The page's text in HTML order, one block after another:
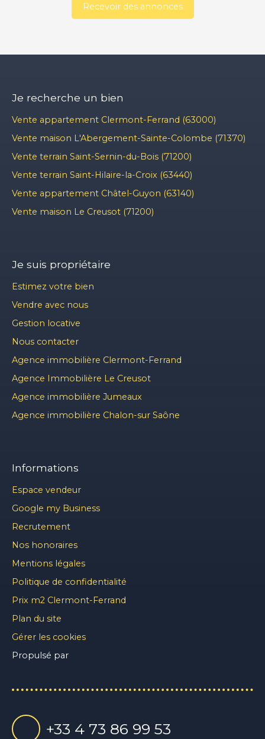
Recevoir des annonces
Je recherche un bien
Vente appartement Clermont-Ferrand (63000)
Vente maison L'Abergement-Sainte-Colombe (71370)
Vente terrain Saint-Sernin-du-Bois (71200)
Vente terrain Saint-Hilaire-la-Croix (63440)
Vente appartement Châtel-Guyon (63140)
Vente maison Le Creusot (71200)
Je suis propriétaire
Estimez votre bien
Vendre avec nous
Gestion locative
Nous contacter
Agence immobilière Clermont-Ferrand
Agence Immobilière Le Creusot
Agence immobilière Jumeaux
Agence immobilière Chalon-sur Saône
Informations
Espace vendeur
Google my Business
Recrutement
Nos honoraires
Mentions légales
Politique de confidentialité
Prix m2 Clermont-Ferrand
Plan du site
Gérer les cookies
Propulsé par
+33 4 73 86 99 53